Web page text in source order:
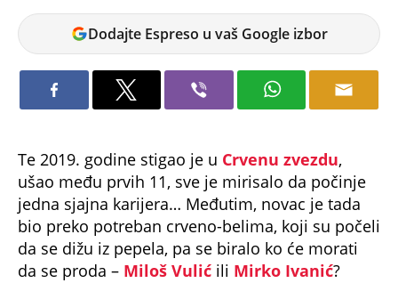
Goran
BožanovićDodajte Espreso u vaš Google izbor
Te 2019. godine stigao je u Crvenu zvezdu,
ušao među prvih 11, sve je mirisalo da počinje
jedna sjajna karijera… Međutim, novac je tada
bio preko potreban crveno-belima, koji su počeli
da se dižu iz pepela, pa se biralo ko će morati
da se proda – Miloš Vulić ili Mirko Ivanić?